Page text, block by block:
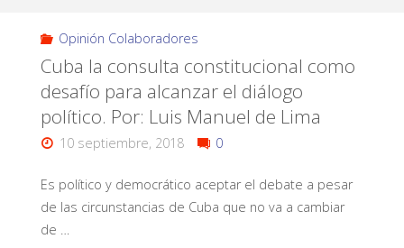
Opinión Colaboradores
Cuba la consulta constitucional como
desafío para alcanzar el diálogo
político. Por: Luis Manuel de Lima
10 septiembre, 2018 0
Es político y democrático aceptar el debate a pesar
de las circunstancias de Cuba que no va a cambiar
de …